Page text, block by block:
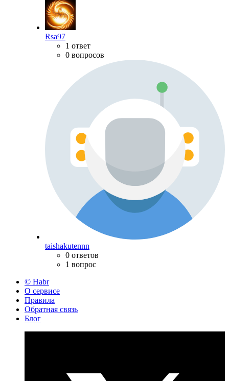
Rsa97
1 ответ
0 вопросов
taishakutennn
0 ответов
1 вопрос
© Habr
О сервисе
Правила
Обратная связь
Блог